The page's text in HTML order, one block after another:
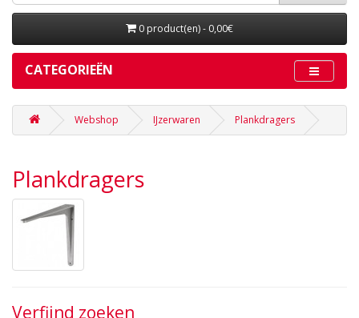
0 product(en) - 0,00€
CATEGORIEËN
Webshop IJzerwaren Plankdragers
Plankdragers
Verfijnd zoeken